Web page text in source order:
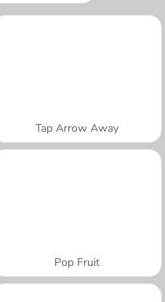
Tap Arrow Away
Pop Fruit